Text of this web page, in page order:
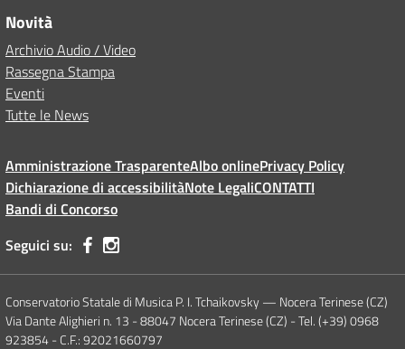
Novità
Archivio Audio / Video
Rassegna Stampa
Eventi
Tutte le News
Amministrazione TrasparenteAlbo onlinePrivacy Policy
Dichiarazione di accessibilitàNote LegaliCONTATTI
Bandi di Concorso
Seguici su:
Conservatorio Statale di Musica P. I. Tchaikovsky — Nocera Terinese (CZ)
Via Dante Alighieri n. 13 - 88047 Nocera Terinese (CZ) - Tel. (+39) 0968
923854 - C.F.: 92021660797